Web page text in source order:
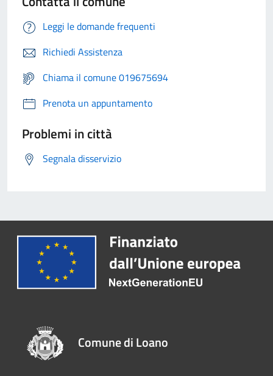
Leggi le domande frequenti
Richiedi Assistenza
Chiama il comune 019675694
Prenota un appuntamento
Problemi in città
Segnala disservizio
Comune di Loano